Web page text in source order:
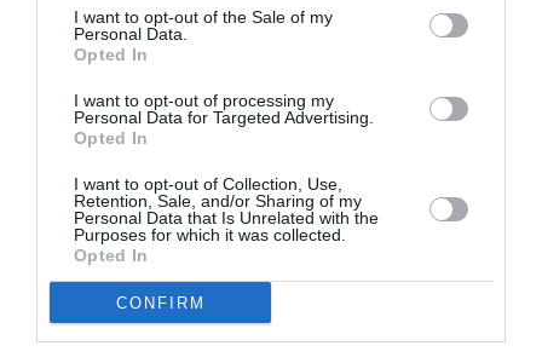
I want to opt-out of the Sale of my
Personal Data.
Opted In
I want to opt-out of processing my
Personal Data for Targeted Advertising.
Opted In
I want to opt-out of Collection, Use,
Retention, Sale, and/or Sharing of my
Personal Data that Is Unrelated with the
Purposes for which it was collected.
Opted In
CONFIRM
Le prévenu, répondant aux questions du président de
partie civile, a réitéré ses réponses, niant en outre
détenir des participations dans des sociétés comme
ABS et DPW.
Concernant son frère Karim Abdou Khalil Bourgi, en
fuite, il a dit qu’il se trouvait depuis décembre 2013 au
Liban au chevet de son père « âgé et malade ».